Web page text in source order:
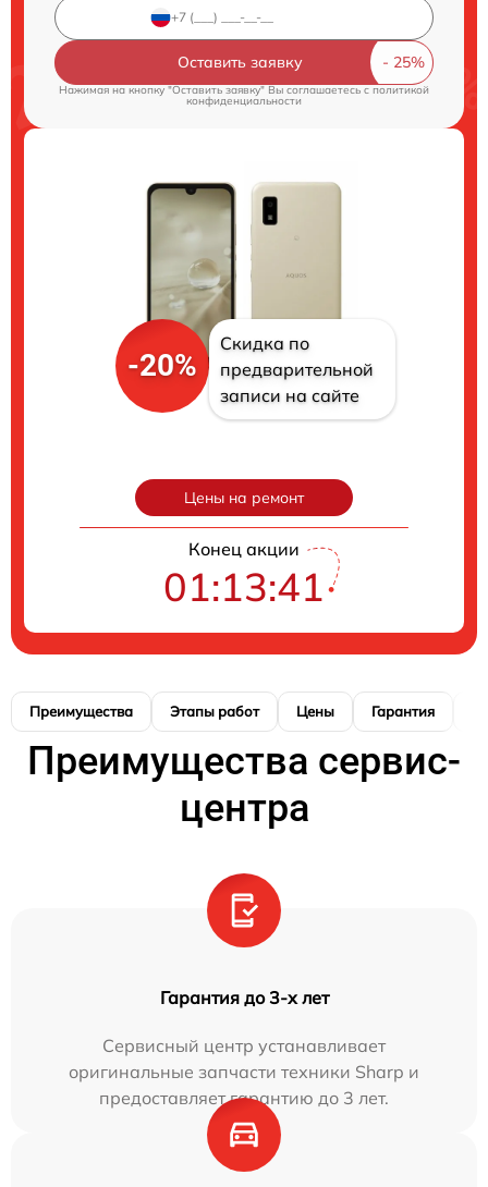
Оставить заявку
Нажимая на кнопку "Оставить заявку" Вы соглашаетесь cполитикой
конфиденциальности
-20%
Скидка по
предварительной
записи на сайте
Цены на ремонт
Конец акции
01:13:40
Преимущества Этапы работ Цены Гарантия
Преимущества сервис-
центра
Гарантия до 3-х лет
Сервисный центр устанавливает
оригинальные запчасти техники Sharp и
предоставляет гарантию до 3 лет.